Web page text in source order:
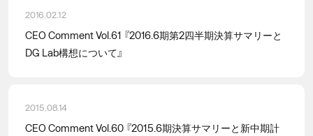
2016.02.12
CEO Comment Vol.61 『2016.6期第2四半期決算サマリーと
DG Lab構想について』
2015.08.14
CEO Comment Vol.60 『2015.6期決算サマリーと新中期計